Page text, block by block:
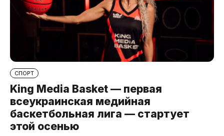
СПОРТ
King Media Basket — первая
всеукраинская медийная
баскетбольная лига — стартует
этой осенью